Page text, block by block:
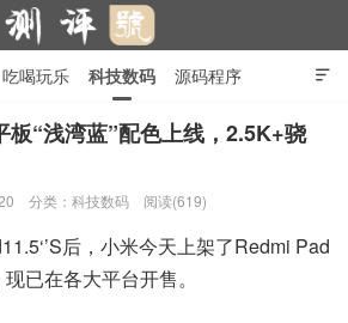
测评号

吃喝玩乐 科技数码 源码程序
隐私政策
“浅湾蓝”配色上线，2.5K+骁
分类： 科技数码 阅读(619)
后，小米今天上架了Redmi Pad
已在各大平台开售。